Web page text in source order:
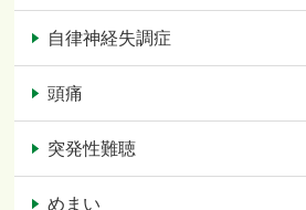
自律神経失調症
頭痛
突発性難聴
めまい